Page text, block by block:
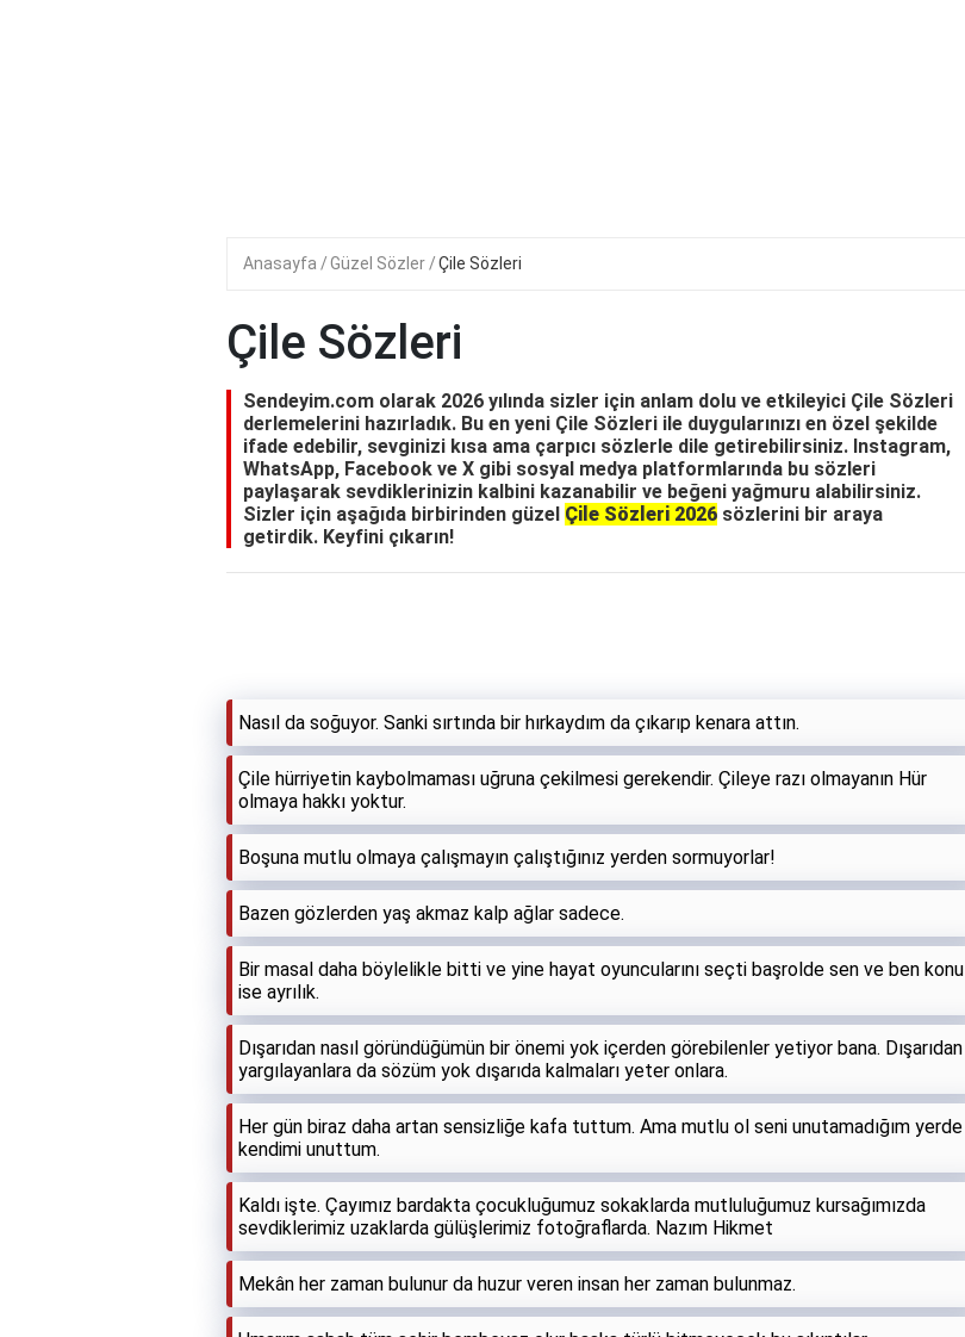
Anasayfa Güzel Sözler Çile Sözleri
Çile Sözleri
Sendeyim.com olarak 2026 yılında sizler için anlam dolu ve etkileyici Çile Sözleri
derlemelerini hazırladık. Bu en yeni Çile Sözleri ile duygularınızı en özel şekilde
ifade edebilir, sevginizi kısa ama çarpıcı sözlerle dile getirebilirsiniz. Instagram,
WhatsApp, Facebook ve X gibi sosyal medya platformlarında bu sözleri
paylaşarak sevdiklerinizin kalbini kazanabilir ve beğeni yağmuru alabilirsiniz.
Sizler için aşağıda birbirinden güzel Çile Sözleri 2026 sözlerini bir araya
getirdik. Keyfini çıkarın!
Nasıl da soğuyor. Sanki sırtında bir hırkaydım da çıkarıp kenara attın.
Çile hürriyetin kaybolmaması uğruna çekilmesi gerekendir. Çileye razı olmayanın Hür
olmaya hakkı yoktur.
Boşuna mutlu olmaya çalışmayın çalıştığınız yerden sormuyorlar!
Bazen gözlerden yaş akmaz kalp ağlar sadece.
Bir masal daha böylelikle bitti ve yine hayat oyuncularını seçti başrolde sen ve ben konu
ise ayrılık.
Dışarıdan nasıl göründüğümün bir önemi yok içerden görebilenler yetiyor bana. Dışarıdan
yargılayanlara da sözüm yok dışarıda kalmaları yeter onlara.
Her gün biraz daha artan sensizliğe kafa tuttum. Ama mutlu ol seni unutamadığım yerde
kendimi unuttum.
Kaldı işte. Çayımız bardakta çocukluğumuz sokaklarda mutluluğumuz kursağımızda
sevdiklerimiz uzaklarda gülüşlerimiz fotoğraflarda. Nazım Hikmet
Mekân her zaman bulunur da huzur veren insan her zaman bulunmaz.